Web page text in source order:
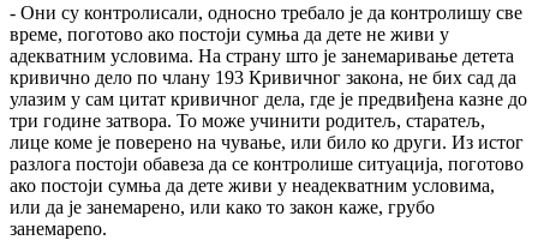
- Они су контролисали, односно требало је да контролишу све
време, поготово ако постоји сумња да дете не живи у
адекватним условима. На страну што је занемаривање детета
кривично дело по члану 193 Кривичног закона, не бих сад да
улазим у сам цитат кривичног дела, где је предвиђена казне до
три године затвора. То може учинити родитељ, старатељ,
лице коме је поверено на чување, или било ко други. Из истог
разлога постоји обавеза да се контролише ситуација, поготово
ако постоји сумња да дете живи у неадекватним условима,
или да је занемарено, или како то закон каже, грубо
занемарeno.